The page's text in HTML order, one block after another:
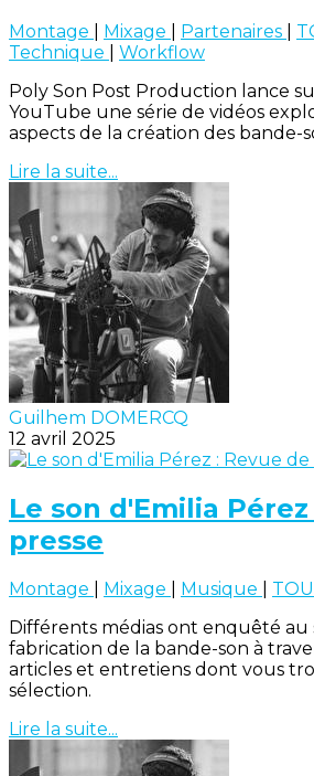
Montage Mixage Partenaires
Technique
Workflow
Poly Son Post Production lance
YouTube une série de vidéos
aspects de la création des bande-
Lire la suite...
Guilhem DOMERCQ
12 avril 2025
Le son d'Emilia
presse
Montage Mixage Musique
Différents médias ont enquêté au
fabrication de la bande-son à
articles et entretiens dont vous
sélection.
Lire la suite...